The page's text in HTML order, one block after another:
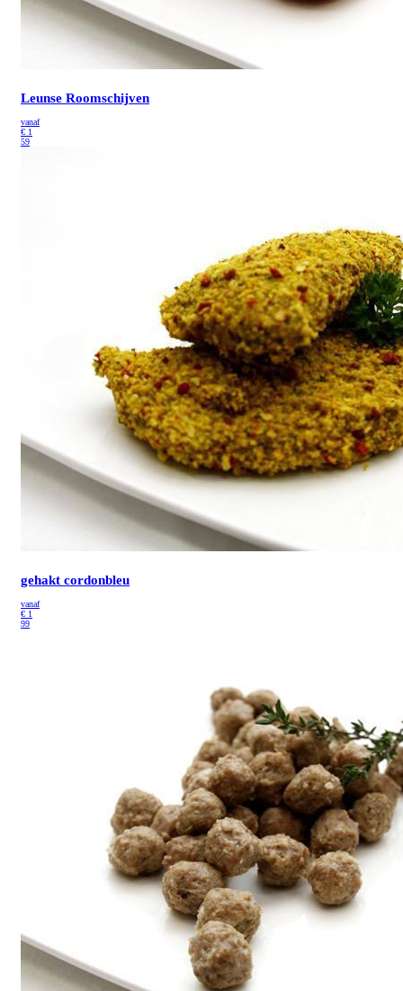
Leunse Roomschijven
vanaf
€ 1
59
gehakt cordonbleu
vanaf
€ 1
99